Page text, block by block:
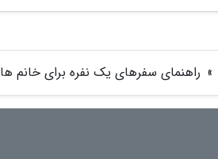
» راهنمای سفرهای یک نفره برای خانم ها